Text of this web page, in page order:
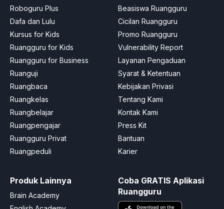
Roboguru Plus
Dafa dan Lulu
Kursus for Kids
Ruangguru for Kids
Ruangguru for Business
Ruanguji
Ruangbaca
Ruangkelas
Ruangbelajar
Ruangpengajar
Ruangguru Privat
Ruangpeduli
Beasiswa Ruangguru
Cicilan Ruangguru
Promo Ruangguru
Vulnerability Report
Layanan Pengaduan
Syarat & Ketentuan
Kebijakan Privasi
Tentang Kami
Kontak Kami
Press Kit
Bantuan
Karier
Produk Lainnya
Brain Academy
Coba GRATIS Aplikasi
Ruangguru